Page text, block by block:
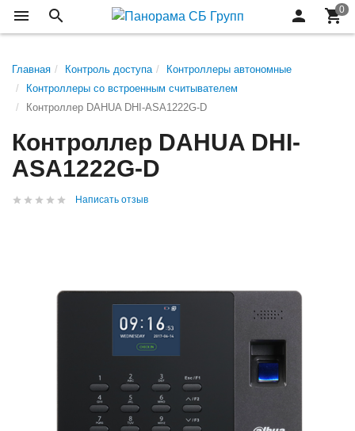
Главная Контроль доступа
Контроллеры автономные
Контроллеры со встроенным считывателем
Контроллер DAHUA DHI-ASA1222G-D
Контроллер DAHUA DHI-
ASA1222G-D
Написать отзыв